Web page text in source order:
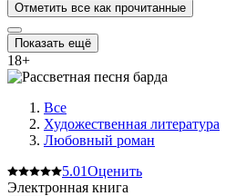
Отметить все как прочитанные
Показать ещё
18+
Все
Художественная литература
Любовный роман
5.01Оценить
Электронная книга